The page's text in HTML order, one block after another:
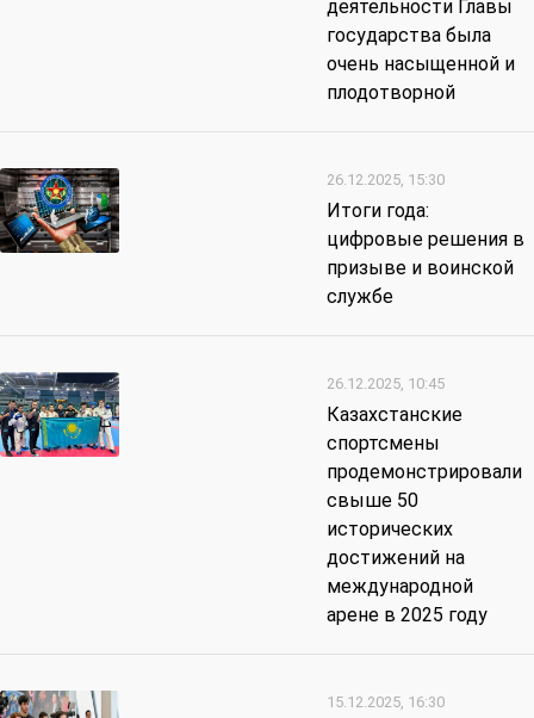
деятельности Главы
государства была
очень насыщенной и
плодотворной
26.12.2025, 15:30
Итоги года:
цифровые решения в
призыве и воинской
службе
26.12.2025, 10:45
Казахстанские
спортсмены
продемонстрировали
свыше 50
исторических
достижений на
международной
арене в 2025 году
15.12.2025, 16:30